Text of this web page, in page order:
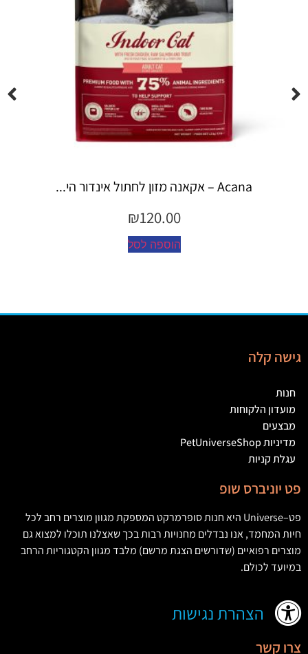
Espree – שמפו 355 מ"ל יערות ה...
₪45.00
הוספה לסל
גישה קלה
חנות
מועדון הלקוחות
מבצעים
מדיניות PetUniverseShop
עגלת קניות
פט יוניברס שופ
פט–
Universe היא חנות סופרמרקט המספקת מגוון מוצרים רחב לכל
חיות המחמד,אנו נבדלים מחנויות רבות בכך שאצלנו תוכלו למצוא גם
מוצרים רפואיים (שדורשים הצגת מרשם) מלבד מגוון הקטגוריות הרחב
במיועד לכולם.
הצהרת נגישות
צרו קשר